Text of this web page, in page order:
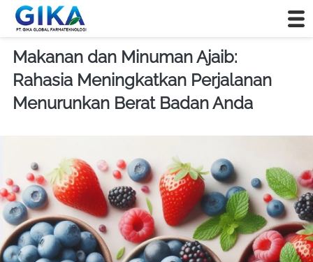
Makanan dan Minuman Ajaib:
Rahasia Meningkatkan Perjalanan
Menurunkan Berat Badan Anda